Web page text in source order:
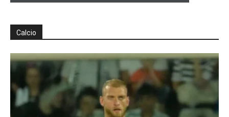
Calcio